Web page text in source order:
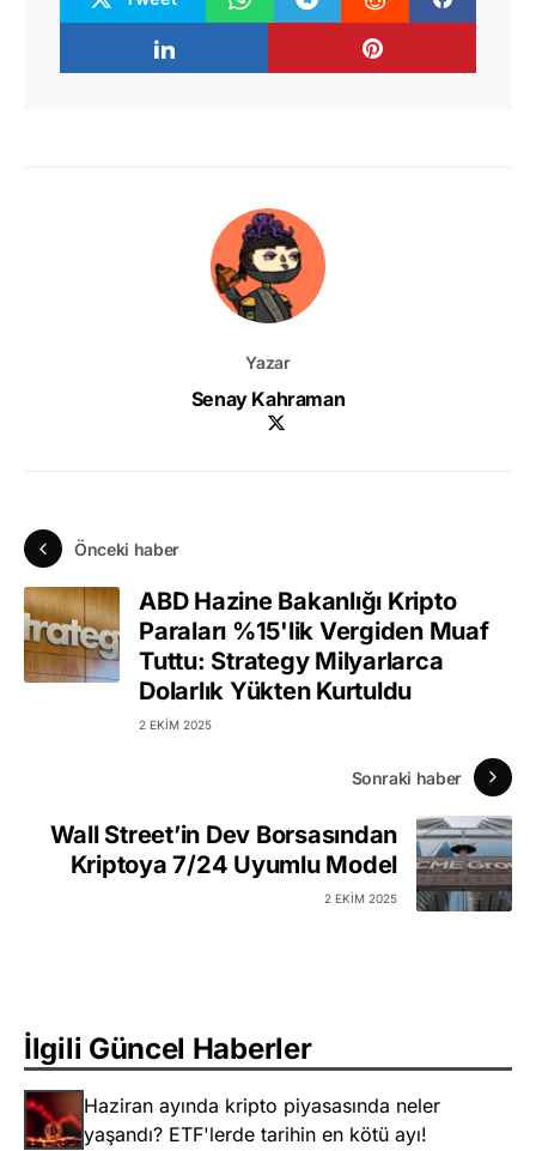
Yazar
Senay Kahraman
Önceki haber
ABD Hazine Bakanlığı Kripto
Paraları %15'lik Vergiden Muaf
Tuttu: Strategy Milyarlarca
Dolarlık Yükten Kurtuldu
2 EKIM 2025
Sonraki haber
Wall Street’in Dev Borsasından
Kriptoya 7/24 Uyumlu Model
2 EKIM 2025
İlgili Güncel Haberler
Haziran ayında kripto piyasasında neler
yaşandı? ETF'lerde tarihin en kötü ayı!